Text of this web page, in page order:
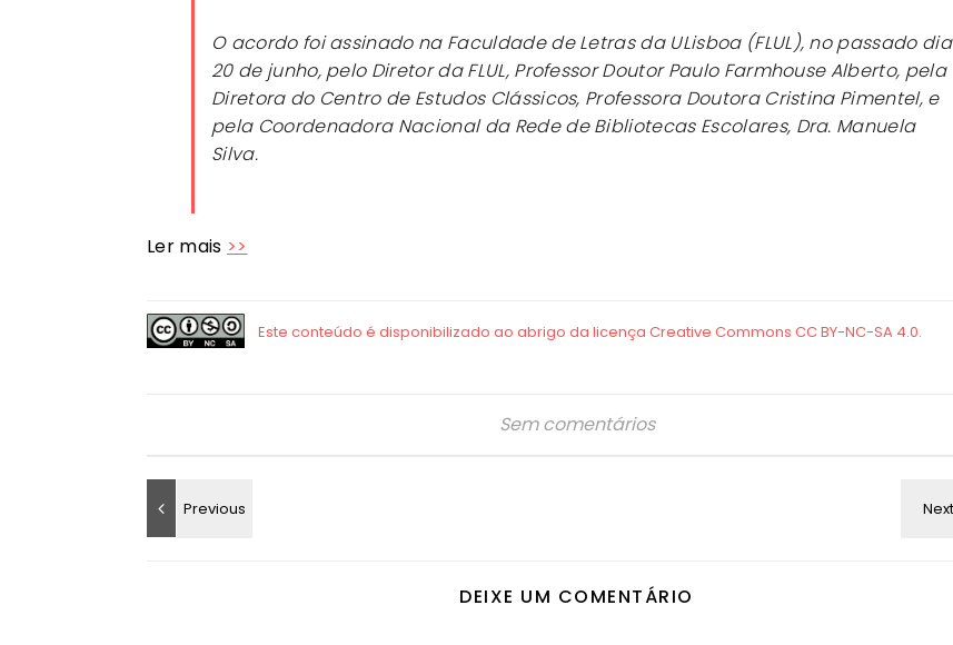
O acordo foi assinado na Faculdade de Letras da ULisboa (FLUL), no passado dia
20 de junho, pelo Diretor da FLUL, Professor Doutor Paulo Farmhouse Alberto, pela
Diretora do Centro de Estudos Clássicos, Professora Doutora Cristina Pimentel, e
pela Coordenadora Nacional da Rede de Bibliotecas Escolares, Dra. Manuela
Silva.
Ler mais >>
Sem comentários
DEIXE UM COMENTÁRIO